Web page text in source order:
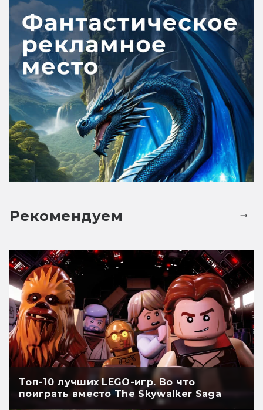
Рекомендуем
Топ-10 лучших LEGO-игр. Во что
поиграть вместо The Skywalker Saga